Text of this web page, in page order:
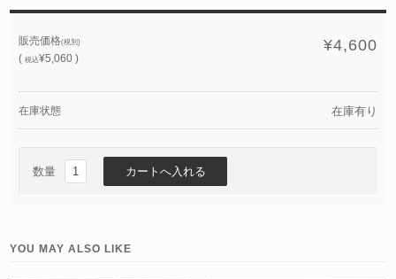
販売価格(税別)
(税込¥5,060 )
¥4,600
在庫状態 在庫有り
数量
YOU MAY ALSO LIKE